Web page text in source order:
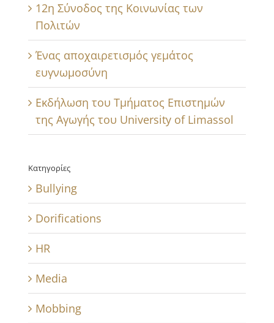
12η Σύνοδος της Κοινωνίας των
Πολιτών
Ένας αποχαιρετισμός γεμάτος
ευγνωμοσύνη
Εκδήλωση του Τμήματος Επιστημών
της Αγωγής του University of Limassol
Κατηγορίες
Bullying
Dorifications
HR
Media
Mobbing